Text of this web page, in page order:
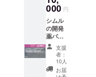
お名前
を入れ
てお送
りしま
す。
「※支援
時、必
ず備考
欄にご
000 円
シムル
の開発
薬パイ
プライ
ンの開
発進捗
状況報
告書送
支援
者：
10人
お届